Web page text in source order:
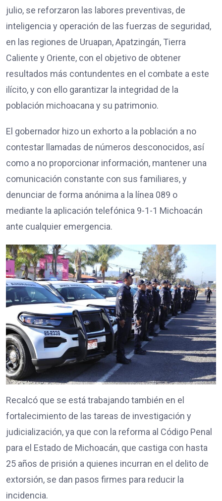
julio, se reforzaron las labores preventivas, de
inteligencia y operación de las fuerzas de seguridad,
en las regiones de Uruapan, Apatzingán, Tierra
Caliente y Oriente, con el objetivo de obtener
resultados más contundentes en el combate a este
ilícito, y con ello garantizar la integridad de la
población michoacana y su patrimonio.
El gobernador hizo un exhorto a la población a no
contestar llamadas de números desconocidos, así
como a no proporcionar información, mantener una
comunicación constante con sus familiares, y
denunciar de forma anónima a la línea 089 o
mediante la aplicación telefónica 9-1-1 Michoacán
ante cualquier emergencia.
Recalcó que se está trabajando también en el
fortalecimiento de las tareas de investigación y
judicialización, ya que con la reforma al Código Penal
para el Estado de Michoacán, que castiga con hasta
25 años de prisión a quienes incurran en el delito de
extorsión, se dan pasos firmes para reducir la
incidencia.